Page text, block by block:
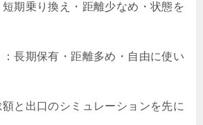
期乗り換え・距離少なめ・状態を
長期保有・距離多め・自由に使い
と出口のシミュレーションを先に